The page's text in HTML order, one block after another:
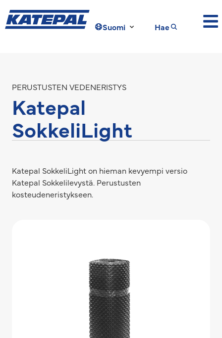
Suomi Hae
PERUSTUSTEN VEDENERISTYS
Katepal
SokkeliLight
Katepal SokkeliLight on hieman kevyempi versio
Katepal Sokkelilevystä. Perustusten
kosteudeneristykseen.